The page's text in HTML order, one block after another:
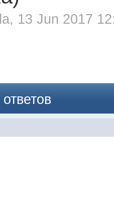
, 13 Jun 2017